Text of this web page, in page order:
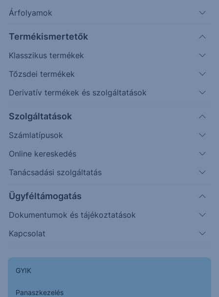
Árfolyamok
Termékismertetők
Klasszikus termékek
Tőzsdei termékek
Derivatív termékek és szolgáltatások
Szolgáltatások
Számlatípusok
Online kereskedés
Tanácsadási szolgáltatás
Ügyféltámogatás
Dokumentumok és tájékoztatások
Kapcsolat
GYIK
Panaszkezelés
További információk kérése
Erste Market Pro belépés
Deviza
EUR
Szektor
Régió
Globál
Irány
Long
Kripto
-
Osztalékfizetés módja
Osztalék visszaforgató